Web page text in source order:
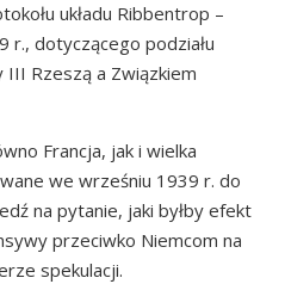
układu Ribbentrop –
r., dotyczącego podziału
Rzeszą a Związkiem
Francja, jak i wielka
we wrześniu 1939 r. do
na pytanie, jaki byłby efekt
przeciwko Niemcom na
spekulacji.